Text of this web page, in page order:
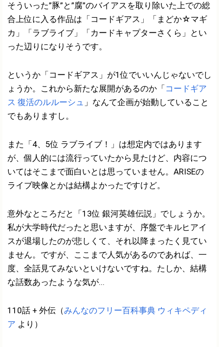
そういった”豚”と”腐”のバイアスを取り除いた上での総
合上位に入る作品は「コードギアス」「まどか☆マギ
カ」「ラブライブ」「カードキャプターさくら」とい
った辺りになりそうです。
というか「コードギアス」が1位でいいんじゃないでし
ょうか。これから新たな展開があるのか「 コードギア
ス 復活のルルーシュ 」なんて企画が始動していること
でもありますし。
また「4、5位 ラブライブ！」は想定内ではあります
が、個人的には流行っていたから見たけど、内容につ
いてはそこまで面白いとは思っていません。ARISEの
ライブ映像とかは結構よかったですけど。
意外なところだと「13位 銀河英雄伝説」でしょうか。
私が大学時代だったと思いますが、序盤でキルヒアイ
スが退場したのが悲しくて、それ以降まったく見てい
ません。ですが、ここまで人気があるのであれば、一
度、全話見てみないといけないですね。たしか、結構
な話数あったような気が...
110話 + 外伝（みんなのフリー百科事典 ウィキペディ
ア より）